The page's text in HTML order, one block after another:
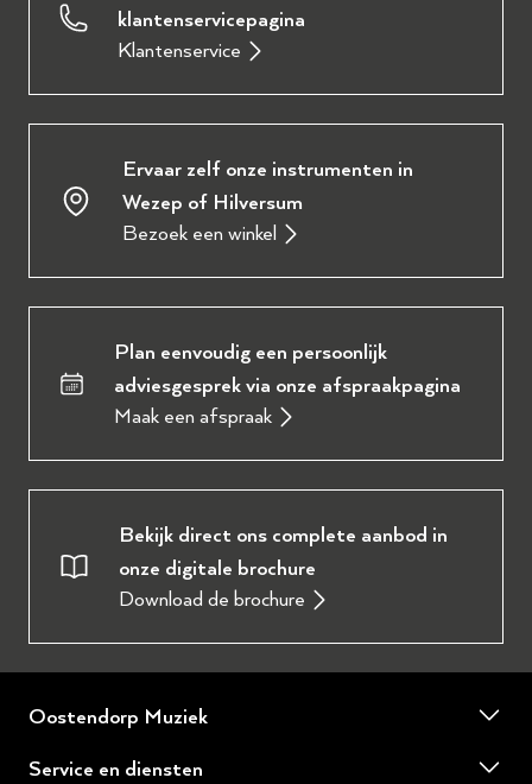
klantenservicepagina
Klantenservice
Ervaar zelf onze instrumenten in
Wezep of Hilversum
Bezoek een winkel
Plan eenvoudig een persoonlijk
adviesgesprek via onze afspraakpagina
Maak een afspraak
Bekijk direct ons complete aanbod in
onze digitale brochure
Download de brochure
Oostendorp Muziek
Over ons
Service en diensten